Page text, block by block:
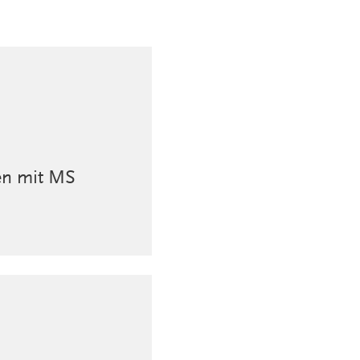
mit MS